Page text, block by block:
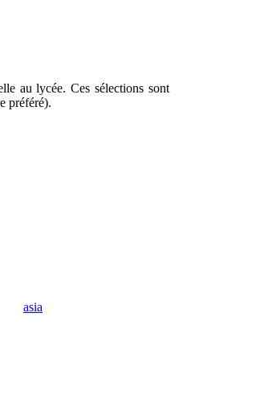
au lycée. Ces sélections sont
préféré).